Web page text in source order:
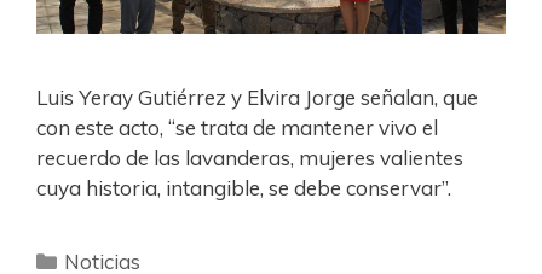
Luis Yeray Gutiérrez y Elvira Jorge señalan, que
con este acto, “se trata de mantener vivo el
recuerdo de las lavanderas, mujeres valientes
cuya historia, intangible, se debe conservar”.
Noticias